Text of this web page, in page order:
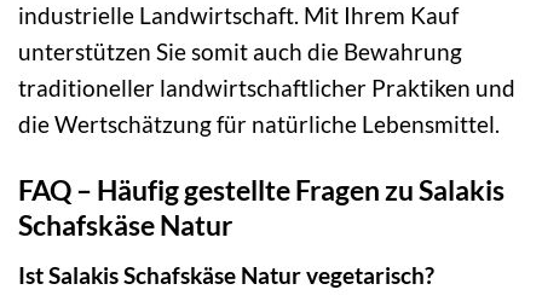
industrielle Landwirtschaft. Mit Ihrem Kauf
unterstützen Sie somit auch die Bewahrung
traditioneller landwirtschaftlicher Praktiken und
die Wertschätzung für natürliche Lebensmittel.
FAQ – Häufig gestellte Fragen zu Salakis
Schafskäse Natur
Ist Salakis Schafskäse Natur vegetarisch?